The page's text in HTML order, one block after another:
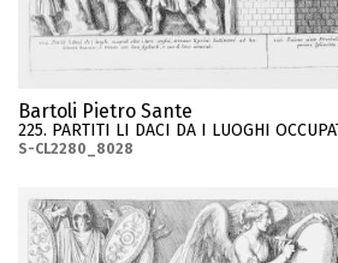
Bartoli Pietro Sante
225. PARTITI LI DACI DA I LUOGHI
S-CL2280_8028